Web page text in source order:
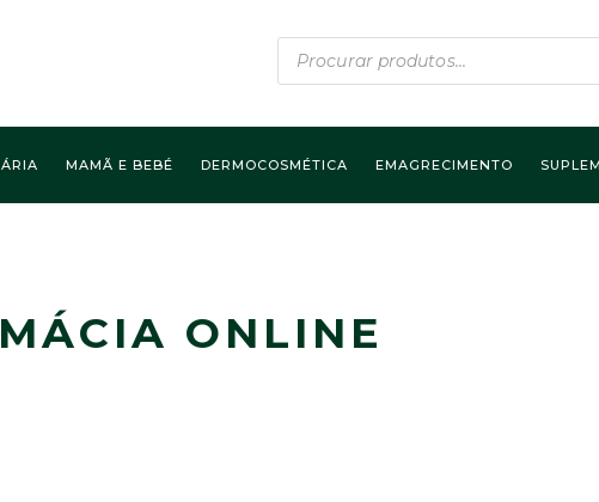
Products
search
MAMÃ E BEBÉ DERMOCOSMÉTICA EMAGRECIMENTO
ONLINE